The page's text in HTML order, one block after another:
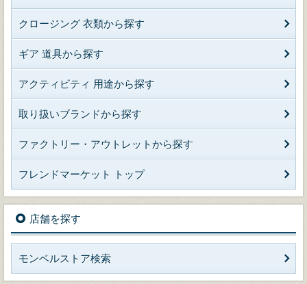
クロージング 衣類から探す
ギア 道具から探す
アクティビティ 用途から探す
取り扱いブランドから探す
ファクトリー・アウトレットから探す
フレンドマーケット トップ
店舗を探す
モンベルストア検索